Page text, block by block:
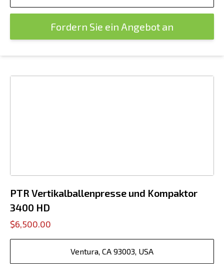
Fordern Sie ein Angebot an
PTR Vertikalballenpresse und Kompaktor
3400 HD
$6,500.00
Ventura, CA 93003, USA